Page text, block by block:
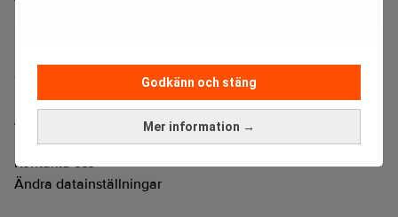
Mer information →
Godkänn och stäng
Cookiepolicy
Relevance AI-policy
Annonsera på Realtid
Pressmeddelanden
Kontakta oss
Ändra datainställningar